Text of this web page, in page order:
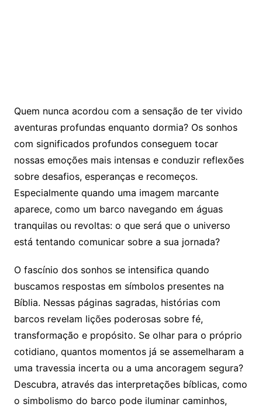
Quem nunca acordou com a sensação de ter vivido
aventuras profundas enquanto dormia? Os sonhos
com significados profundos conseguem tocar
nossas emoções mais intensas e conduzir reflexões
sobre desafios, esperanças e recomeços.
Especialmente quando uma imagem marcante
aparece, como um barco navegando em águas
tranquilas ou revoltas: o que será que o universo
está tentando comunicar sobre a sua jornada?
O fascínio dos sonhos se intensifica quando
buscamos respostas em símbolos presentes na
Bíblia. Nessas páginas sagradas, histórias com
barcos revelam lições poderosas sobre fé,
transformação e propósito. Se olhar para o próprio
cotidiano, quantos momentos já se assemelharam a
uma travessia incerta ou a uma ancoragem segura?
Descubra, através das interpretações bíblicas, como
o simbolismo do barco pode iluminar caminhos,